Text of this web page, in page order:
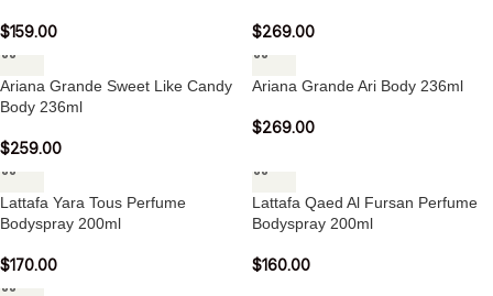
$159.00 $269.00
Ariana Grande Sweet Like Candy
Body 236ml
$259.00
Ariana Grande Ari Body 236ml
$269.00
Lattafa Yara Tous Perfume
Bodyspray 200ml
$170.00
Lattafa Qaed Al Fursan Perfume
Bodyspray 200ml
$160.00